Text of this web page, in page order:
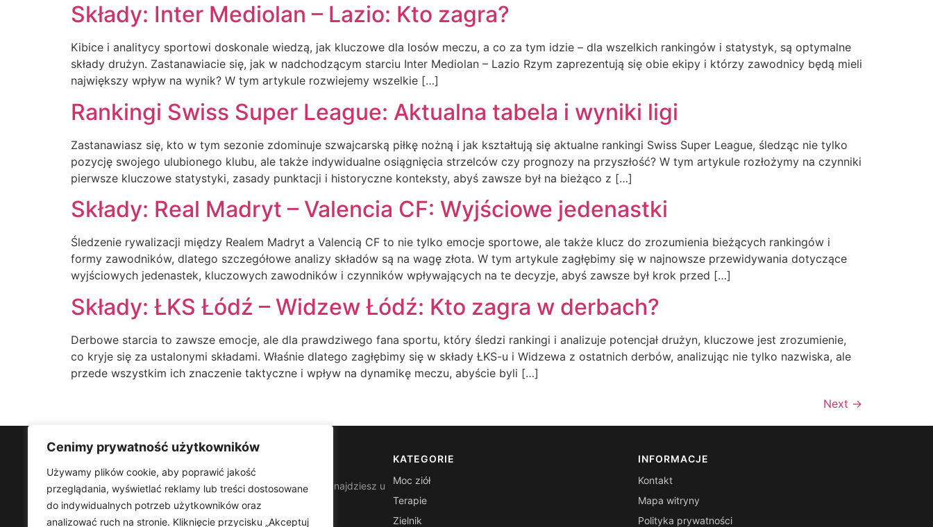
Cenimy prywatność użytkowników
Używamy plików cookie, aby poprawić jakość
przeglądania, wyświetlać reklamy lub treści dostosowane
do indywidualnych potrzeb użytkowników oraz
analizować ruch na stronie. Kliknięcie przycisku „Akceptuj
Składy: Inter Mediolan – Lazio: Kto zagra?
Kibice i analitycy sportowi doskonale wiedzą, jak kluczowe dla losów meczu, a co za tym idzie – dla wszelkich rankingów i statystyk, są optymalne
składy drużyn. Zastanawiacie się, jak w nadchodzącym starciu Inter Mediolan – Lazio Rzym zaprezentują się obie ekipy i którzy zawodnicy będą mieli
największy wpływ na wynik? W tym artykule rozwiejemy wszelkie […]
Rankingi Swiss Super League: Aktualna tabela i wyniki ligi
Zastanawiasz się, kto w tym sezonie zdominuje szwajcarską piłkę nożną i jak kształtują się aktualne rankingi Swiss Super League, śledząc nie tylko
pozycję swojego ulubionego klubu, ale także indywidualne osiągnięcia strzelców czy prognozy na przyszłość? W tym artykule rozłożymy na czynniki
pierwsze kluczowe statystyki, zasady punktacji i historyczne konteksty, abyś zawsze był na bieżąco z […]
Składy: Real Madryt – Valencia CF: Wyjściowe jedenastki
Śledzenie rywalizacji między Realem Madryt a Valencią CF to nie tylko emocje sportowe, ale także klucz do zrozumienia bieżących rankingów i
formy zawodników, dlatego szczegółowe analizy składów są na wagę złota. W tym artykule zagłębimy się w najnowsze przewidywania dotyczące
wyjściowych jedenastek, kluczowych zawodników i czynników wpływających na te decyzje, abyś zawsze był krok przed […]
Składy: ŁKS Łódź – Widzew Łódź: Kto zagra w derbach?
Derbowe starcia to zawsze emocje, ale dla prawdziwego fana sportu, który śledzi rankingi i analizuje potencjał drużyn, kluczowe jest zrozumienie,
co kryje się za ustalonymi składami. Właśnie dlatego zagłębimy się w składy ŁKS-u i Widzewa z ostatnich derbów, analizując nie tylko nazwiska, ale
przede wszystkim ich znaczenie taktyczne i wpływ na dynamikę meczu, abyście byli […]
Next →
Lekizbozejapteki
Lekizbozejapteki – Naturalna moc ziół dla Twojego zdrowia.. Znajdziesz u
nas praktyczne porady, trendy i sprawdzone rozwiązania.
KATEGORIE
Moc ziół
Terapie
Zielnik
INFORMACJE
Kontakt
Mapa witryny
Polityka prywatności